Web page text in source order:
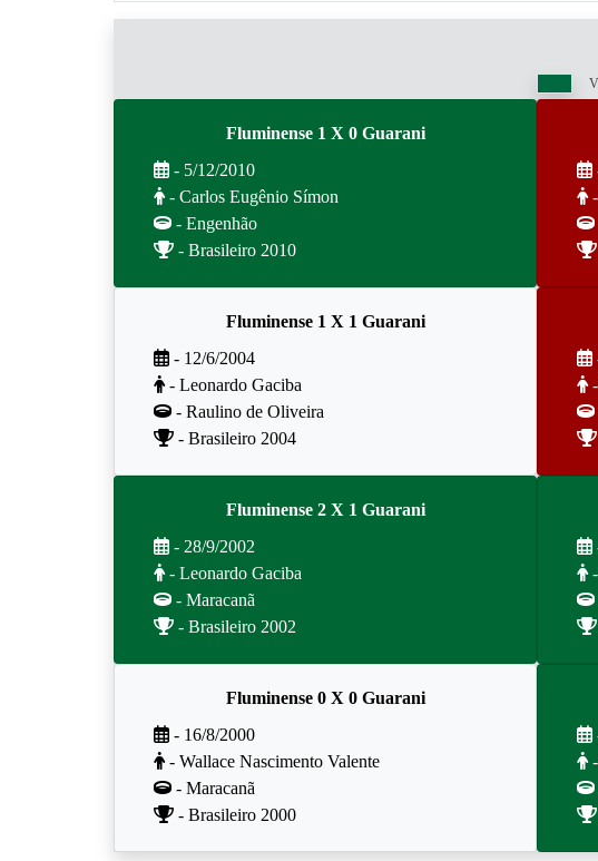
Fluminense 1 X 0 Guarani
- 5/12/2010
- Carlos Eugênio Símon
- Engenhão
- Brasileiro 2010
-
Fluminense 1 X 1 Guarani
- 12/6/2004
- Leonardo Gaciba
- Raulino de Oliveira
- Brasileiro 2004
-
Fluminense 2 X 1 Guarani
- 28/9/2002
- Leonardo Gaciba
- Maracanã
- Brasileiro 2002
-
Fluminense 0 X 0 Guarani
- 16/8/2000
- Wallace Nascimento Valente
- Maracanã
- Brasileiro 2000
-